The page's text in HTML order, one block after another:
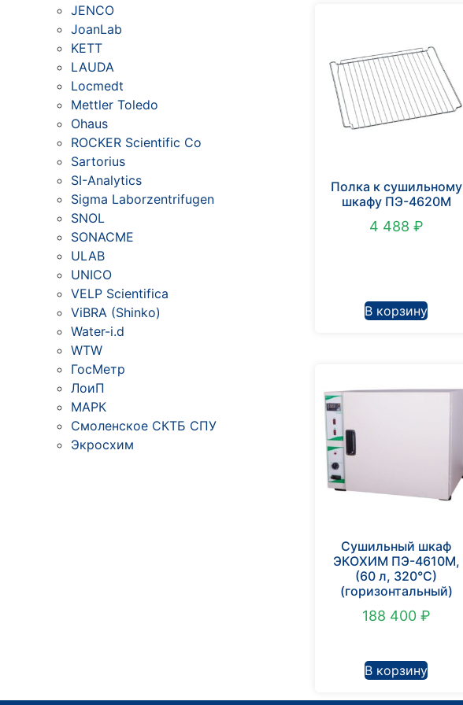
JENCO
JoanLab
KETT
LAUDA
Locmedt
Mettler Toledo
Ohaus
ROCKER Scientific Co
Sartorius
SI-Analytics
Sigma Laborzentrifugen
SNOL
SONACME
ULAB
UNICO
VELP Scientifica
ViBRA (Shinko)
Water-i.d
WTW
ГосМетр
ЛоиП
МАРК
Смоленское СКТБ СПУ
Экросхим
Полка к сушильному
шкафу ПЭ-4620М
4 488 ₽
В корзину
Сушильный шкаф
ЭКОХИМ ПЭ-4610М,
(60 л, 320°С)
(горизонтальный)
188 400 ₽
В корзину